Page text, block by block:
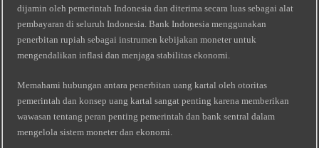
dijamin oleh pemerintah Indonesia dan diterima secara luas sebagai alat
pembayaran di seluruh Indonesia. Bank Indonesia menggunakan
penerbitan rupiah sebagai instrumen kebijakan moneter untuk
mengendalikan inflasi dan menjaga stabilitas ekonomi.
Memahami hubungan antara penerbitan uang kartal oleh otoritas
pemerintah dan konsep uang kartal sangat penting karena memberikan
wawasan tentang peran penting pemerintah dan bank sentral dalam
mengelola sistem moneter dan ekonomi.